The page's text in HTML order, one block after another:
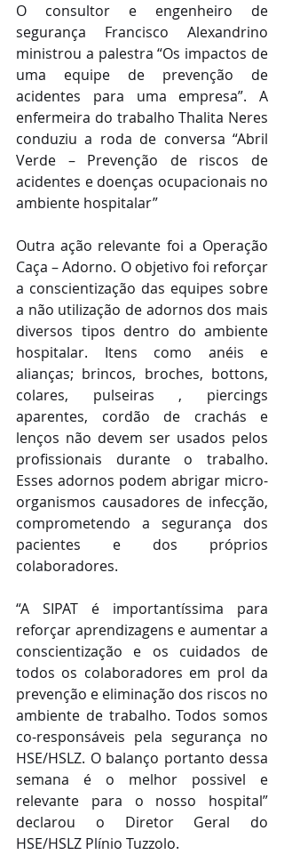
O consultor e engenheiro de
segurança Francisco Alexandrino
ministrou a palestra “Os impactos de
uma equipe de prevenção de
acidentes para uma empresa”. A
enfermeira do trabalho Thalita Neres
conduziu a roda de conversa “Abril
Verde – Prevenção de riscos de
acidentes e doenças ocupacionais no
ambiente hospitalar”
Outra ação relevante foi a Operação
Caça – Adorno. O objetivo foi reforçar
a conscientização das equipes sobre
a não utilização de adornos dos mais
diversos tipos dentro do ambiente
hospitalar. Itens como anéis e
alianças; brincos, broches, bottons,
colares, pulseiras , piercings
aparentes, cordão de crachás e
lenços não devem ser usados pelos
profissionais durante o trabalho.
Esses adornos podem abrigar micro-
organismos causadores de infecção,
comprometendo a segurança dos
pacientes e dos próprios
colaboradores.
“A SIPAT é importantíssima para
reforçar aprendizagens e aumentar a
conscientização e os cuidados de
todos os colaboradores em prol da
prevenção e eliminação dos riscos no
ambiente de trabalho. Todos somos
co-responsáveis pela segurança no
HSE/HSLZ. O balanço portanto dessa
semana é o melhor possivel e
relevante para o nosso hospital”
declarou o Diretor Geral do
HSE/HSLZ Plínio Tuzzolo.